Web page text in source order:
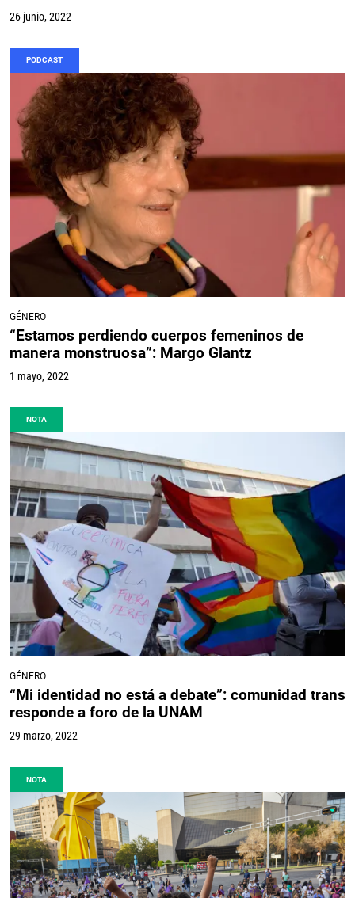
26 junio, 2022
PODCAST
GÉNERO
“Estamos perdiendo cuerpos femeninos de
manera monstruosa”: Margo Glantz
1 mayo, 2022
NOTA
GÉNERO
“Mi identidad no está a debate”: comunidad trans
responde a foro de la UNAM
29 marzo, 2022
NOTA